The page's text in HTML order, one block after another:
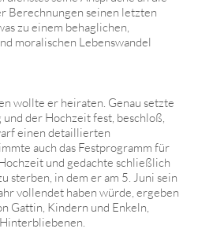
Berechnungen seinen letzten
zu einem behaglichen,
moralischen Lebenswandel
wollte er heiraten. Genau setzte
der Hochzeit fest, beschloß,
einen detaillierten
auch das Festprogramm für
und gedachte schließlich
sterben, in dem er am 5. Juni sein
vollendet haben würde, ergeben
Gattin, Kindern und Enkeln,